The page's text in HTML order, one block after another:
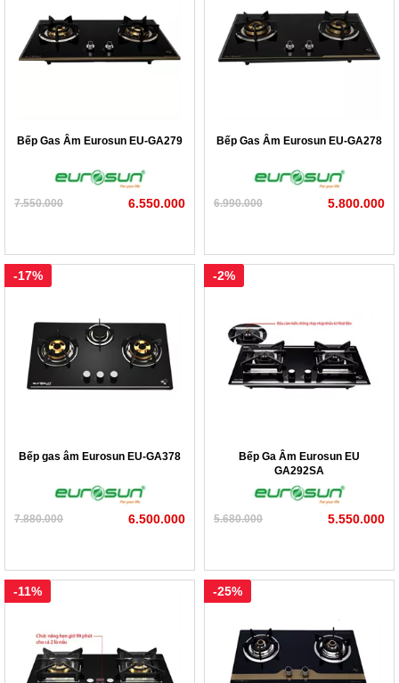
2) 30B Phạm Văn Đồng - Cầu Giấy - Hà Nội
5) 345 Hà Huy Tập - Gia Lâm - Hà Nội
6) 249 Xuân Phương- Từ Liêm - Hà Nội
Bếp Gas Âm Eurosun EU-GA279
7.550.000 6.550.000
Bếp Gas Âm Eurosun EU-GA278
6.990.000 5.800.000
Bếp gas âm Eurosun EU-GA378
7.880.000
-17%
6.500.000
Bếp Ga Âm Eurosun EU
GA292SA
5.680.000
-2%
5.550.000
-11% -25%